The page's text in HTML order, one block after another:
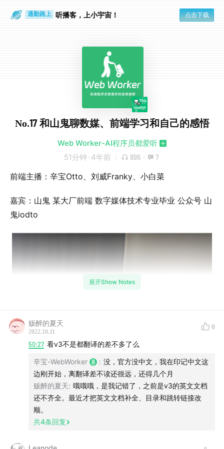
通勤路上 听播客，上小宇宙！ 点击下载
No.17 和山鬼聊数媒、前端学习和自己的感悟
Web Worker-AI程序员都爱听
51分钟 · 4年前 896 · 7
前端主播：辛宝Otto、刘威Franky、小白菜​​
嘉宾：山鬼 某大厂前端 数字媒体技术专业毕业​ 公众号 山
鬼iodto
山鬼的桌面
的前端山鬼，我们在一起聊了数字媒体技术专业的有趣经
展开Show Notes
贩醉的夏天
2022.10.11
0
50:27 看v3不是都翻译的差不多了么
辛宝-WebWorker : 没，官方没中文，我在印记中文这
边刚开始，离翻译差不读还很远，还得几个月
贩醉的夏天: 哦哦哦，是我记错了，之前是v3的英文文档
还不齐全。最近才把英文文档补全、目录和跳转链接改
顺。
共4条回复